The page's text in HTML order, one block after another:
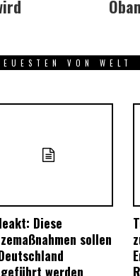
VON WELT
Diese
sollen
werden